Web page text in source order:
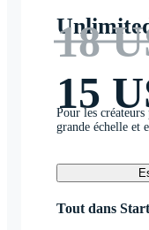
18
15
Pour les
grande échelle et
Tout dans